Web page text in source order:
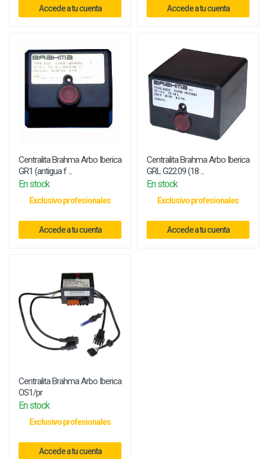
Accede a tu cuenta Accede a tu cuenta
Centralita Brahma Arbo Iberica
GR1 (antigua f ...
En stock
Exclusivo profesionales
Accede a tu cuenta
Centralita Brahma Arbo Iberica
GRL G22.09 (18 ...
En stock
Exclusivo profesionales
Accede a tu cuenta
Centralita Brahma Arbo Iberica
OS1/pr
En stock
Exclusivo profesionales
Accede a tu cuenta